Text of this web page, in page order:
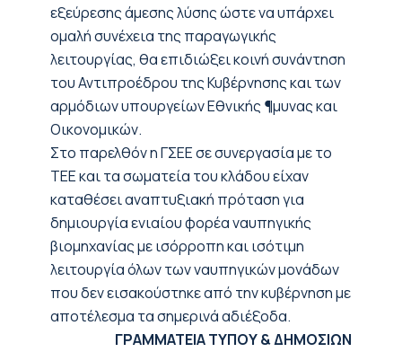
εξεύρεσης άμεσης λύσης ώστε να υπάρχει
ομαλή συνέχεια της παραγωγικής
λειτουργίας, θα επιδιώξει κοινή συνάντηση
του Αντιπροέδρου της Κυβέρνησης και των
αρμόδιων υπουργείων Εθνικής ¶μυνας και
Οικονομικών.
Στο παρελθόν η ΓΣΕΕ σε συνεργασία με το
ΤΕΕ και τα σωματεία του κλάδου είχαν
καταθέσει αναπτυξιακή πρόταση για
δημιουργία ενιαίου φορέα ναυπηγικής
βιομηχανίας με ισόρροπη και ισότιμη
λειτουργία όλων των ναυπηγικών μονάδων
που δεν εισακούστηκε από την κυβέρνηση με
αποτέλεσμα τα σημερινά αδιέξοδα.
ΓΡΑΜΜΑΤΕΙΑ ΤΥΠΟΥ & ΔΗΜΟΣΙΩΝ